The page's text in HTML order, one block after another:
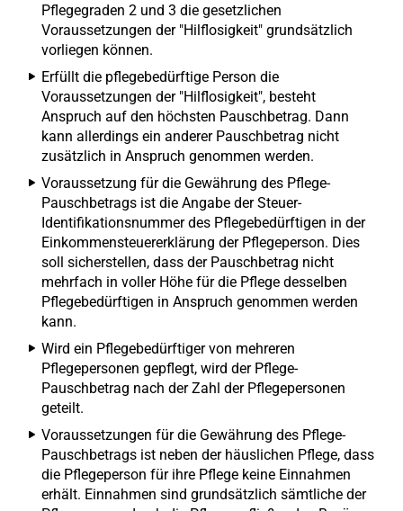
Pflegegraden 2 und 3 die gesetzlichen
Voraussetzungen der "Hilflosigkeit" grundsätzlich
vorliegen können.
Erfüllt die pflegebedürftige Person die
Voraussetzungen der "Hilflosigkeit", besteht
Anspruch auf den höchsten Pauschbetrag. Dann
kann allerdings ein anderer Pauschbetrag nicht
zusätzlich in Anspruch genommen werden.
Voraussetzung für die Gewährung des Pflege-
Pauschbetrags ist die Angabe der Steuer-
Identifikationsnummer des Pflegebedürftigen in der
Einkommensteuererklärung der Pflegeperson. Dies
soll sicherstellen, dass der Pauschbetrag nicht
mehrfach in voller Höhe für die Pflege desselben
Pflegebedürftigen in Anspruch genommen werden
kann.
Wird ein Pflegebedürftiger von mehreren
Pflegepersonen gepflegt, wird der Pflege-
Pauschbetrag nach der Zahl der Pflegepersonen
geteilt.
Voraussetzungen für die Gewährung des Pflege-
Pauschbetrags ist neben der häuslichen Pflege, dass
die Pflegeperson für ihre Pflege keine Einnahmen
erhält. Einnahmen sind grundsätzlich sämtliche der